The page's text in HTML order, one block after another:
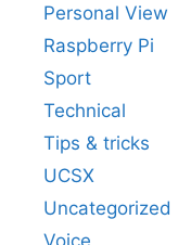
Personal View
Raspberry Pi
Sport
Technical
Tips & tricks
UCSX
Uncategorized
Voice